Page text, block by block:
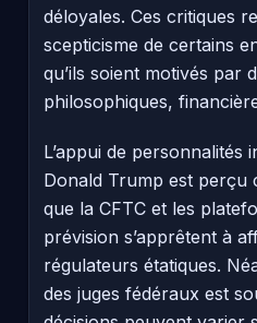
déloyales. Ces critiques
scepticisme de certains
qu’ils soient motivés par
philosophiques,
L’appui de personnalités
Donald Trump est perçu
que la CFTC et les
prévision s’apprêtent à
régulateurs étatiques.
des juges fédéraux est